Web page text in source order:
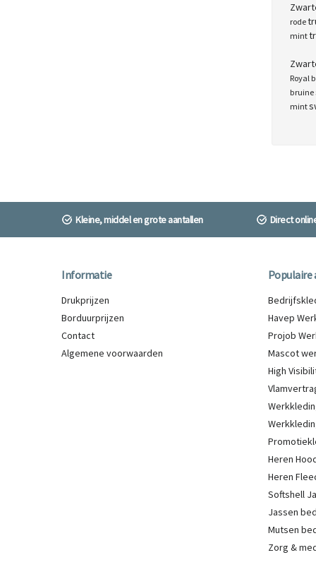
rode
mint
Royal
bruine
mint
Kleine, middel en grote aantallen Direct
Informatie
Drukprijzen
Borduurprijzen
Contact
Algemene voorwaarden
Populaire
Havep
Projob
Mascot
High
Heren
Heren
Softshell
Jassen
Mutsen
Zorg &